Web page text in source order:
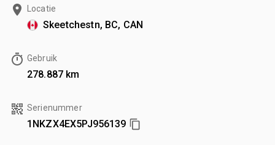
Locatie
Skeetchestn, BC, CAN
Gebruik
278.887 km
Serienummer
1NKZX4EX5PJ956139